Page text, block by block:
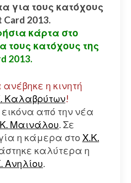
για τους κατόχους
Card 2013.
κάρτα στο
τους κατόχους της
2013.
η κινητή
Καλαβρύτων!
από την νέα
Μαινάλου. Σε
η κάμερα στο Χ.Κ.
καλύτερα η
Ανηλίου.